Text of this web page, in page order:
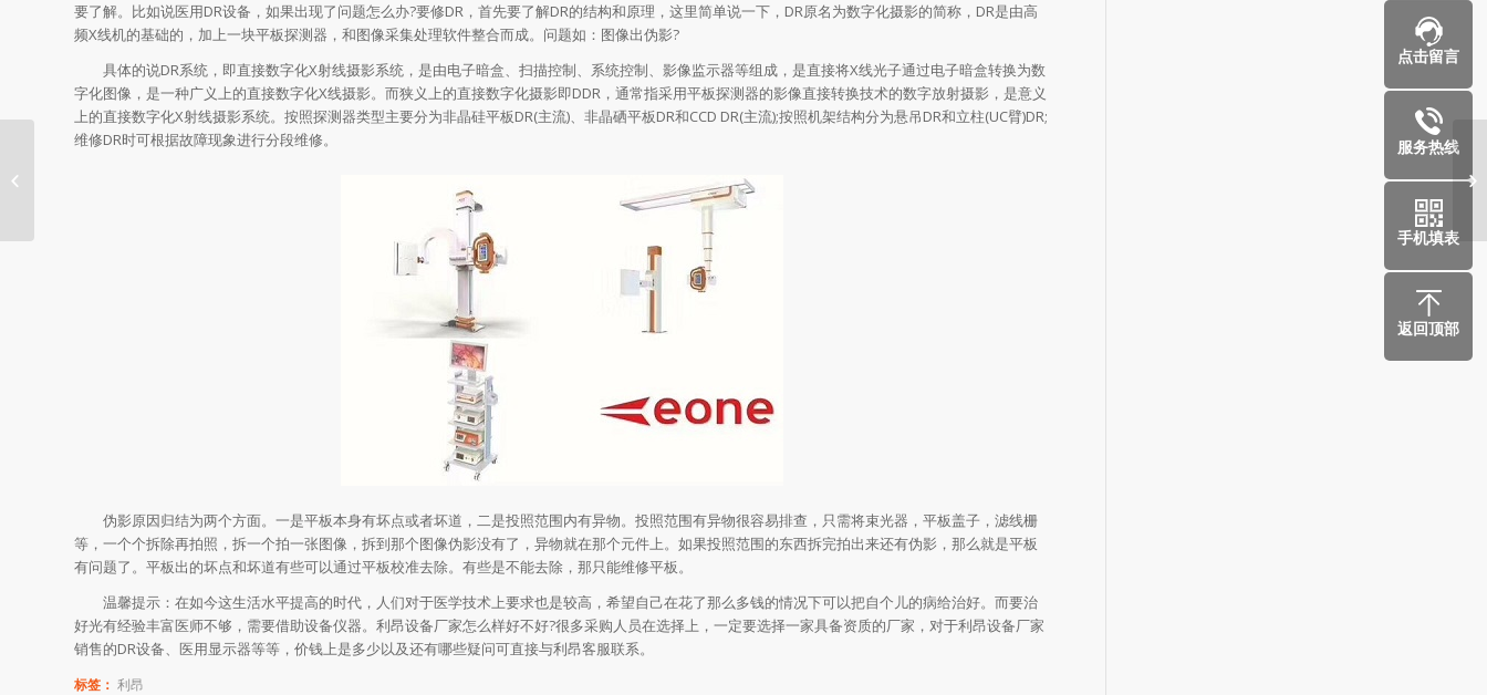
要了解。比如说医用DR设备，如果出现了问题怎么办?要修DR，首先要了解DR的结构和原理，这里简单说一下，DR原名为数字化摄影的简称，DR是由高
频X线机的基础的，加上一块平板探测器，和图像采集处理软件整合而成。问题如：图像出伪影?
具体的说DR系统，即直接数字化X射线摄影系统，是由电子暗盒、扫描控制、系统控制、影像监示器等组成，是直接将X线光子通过电子暗盒转换为数
字化图像，是一种广义上的直接数字化X线摄影。而狭义上的直接数字化摄影即DDR，通常指采用平板探测器的影像直接转换技术的数字放射摄影，是意义
上的直接数字化X射线摄影系统。按照探测器类型主要分为非晶硅平板DR(主流)、非晶硒平板DR和CCD DR(主流);按照机架结构分为悬吊DR和立柱(UC臂)DR;
维修DR时可根据故障现象进行分段维修。
伪影原因归结为两个方面。一是平板本身有坏点或者坏道，二是投照范围内有异物。投照范围有异物很容易排查，只需将束光器，平板盖子，滤线栅
等，一个个拆除再拍照，拆一个拍一张图像，拆到那个图像伪影没有了，异物就在那个元件上。如果投照范围的东西拆完拍出来还有伪影，那么就是平板
有问题了。平板出的坏点和坏道有些可以通过平板校准去除。有些是不能去除，那只能维修平板。
温馨提示：在如今这生活水平提高的时代，人们对于医学技术上要求也是较高，希望自己在花了那么多钱的情况下可以把自个儿的病给治好。而要治
好光有经验丰富医师不够，需要借助设备仪器。利昂设备厂家怎么样好不好?很多采购人员在选择上，一定要选择一家具备资质的厂家，对于利昂设备厂家
销售的DR设备、医用显示器等等，价钱上是多少以及还有哪些疑问可直接与利昂客服联系。
标签： 利昂
点击留言
服务热线
手机填表
返回顶部